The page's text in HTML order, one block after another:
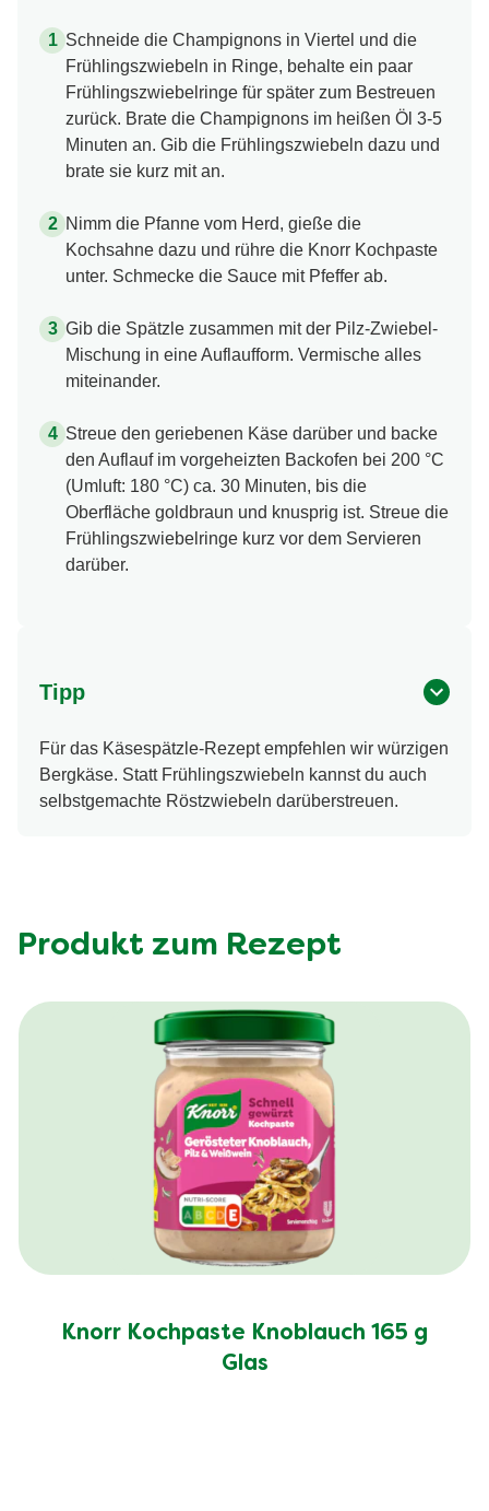
Schneide die Champignons in Viertel und die
Frühlingszwiebeln in Ringe, behalte ein paar
Frühlingszwiebelringe für später zum Bestreuen
zurück. Brate die Champignons im heißen Öl 3-5
Minuten an. Gib die Frühlingszwiebeln dazu und
brate sie kurz mit an.
Nimm die Pfanne vom Herd, gieße die
Kochsahne dazu und rühre die Knorr Kochpaste
unter. Schmecke die Sauce mit Pfeffer ab.
Gib die Spätzle zusammen mit der Pilz-Zwiebel-
Mischung in eine Auflaufform. Vermische alles
miteinander.
Streue den geriebenen Käse darüber und backe
den Auflauf im vorgeheizten Backofen bei 200 °C
(Umluft: 180 °C) ca. 30 Minuten, bis die
Oberfläche goldbraun und knusprig ist. Streue die
Frühlingszwiebelringe kurz vor dem Servieren
darüber.
Tipp
Für das Käsespätzle-Rezept empfehlen wir würzigen
Bergkäse. Statt Frühlingszwiebeln kannst du auch
selbstgemachte Röstzwiebeln darüberstreuen.
Produkt zum Rezept
Knorr Kochpaste Knoblauch 165 g
Glas